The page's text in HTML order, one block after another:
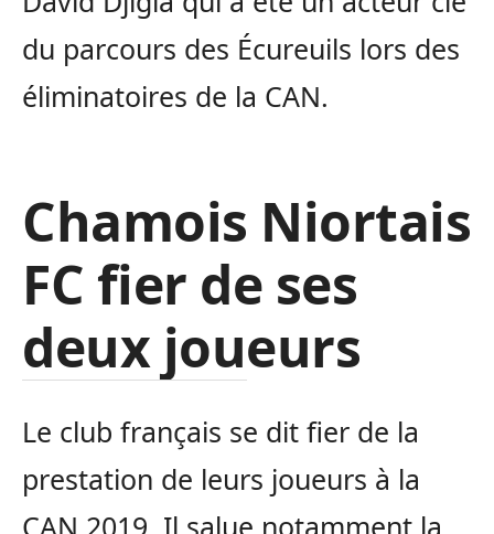
du parcours des Écureuils lors des
éliminatoires de la CAN.
Chamois Niortais
FC fier de ses
deux joueurs
Le club français se dit fier de la
prestation de leurs joueurs à la
CAN 2019. Il salue notamment la